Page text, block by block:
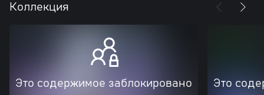
Коллекция
Это содержимое заблокировано Это